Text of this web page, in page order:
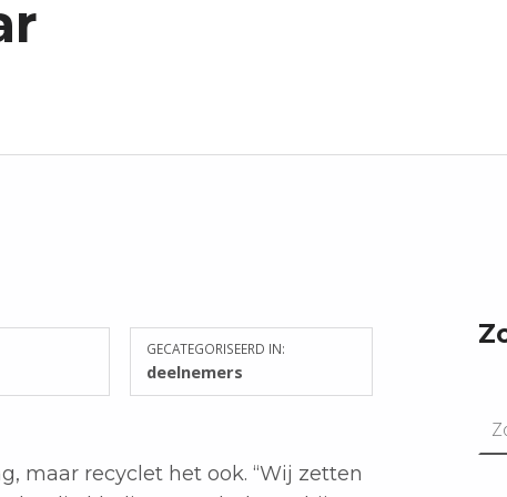
GECATEGORISEERD IN:
deelnemers
maar recyclet het ook. “Wij zetten